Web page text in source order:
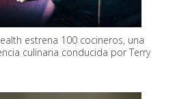
estrena 100 cocineros, una
culinaria conducida por Terry